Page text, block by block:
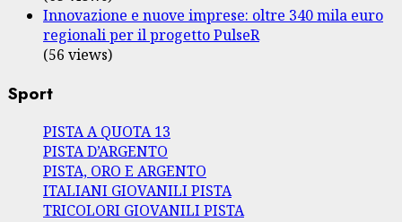
Innovazione e nuove imprese: oltre 340 mila euro
regionali per il progetto PulseR
(56 views)
Sport
PISTA A QUOTA 13
PISTA D’ARGENTO
PISTA, ORO E ARGENTO
ITALIANI GIOVANILI PISTA
TRICOLORI GIOVANILI PISTA